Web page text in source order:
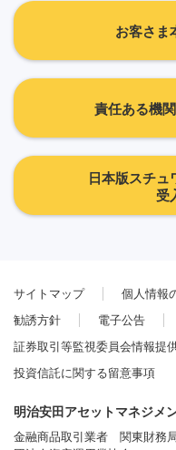
お客さま
責任ある機
日本版スチ
受
サイトマップ
個人情報
勧誘方針
電子公告
証券取引等監視委員会情報提
投資信託に関する留意事項
明治安田アセットマネジメ
金融商品取引業者 関東財務